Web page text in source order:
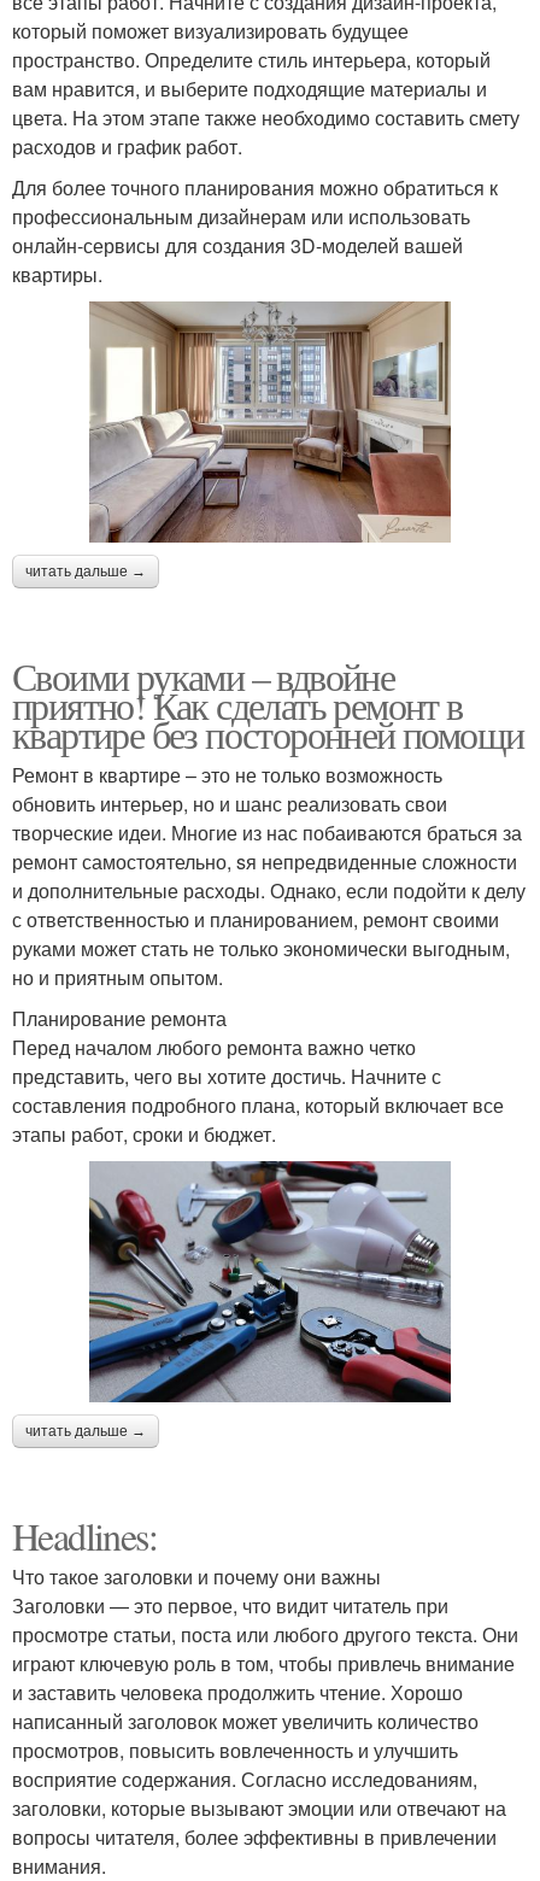
который поможет визуализировать будущее
пространство. Определите стиль интерьера, который
вам нравится, и выберите подходящие материалы и
цвета. На этом этапе также необходимо составить смету
расходов и график работ.
Для более точного планирования можно обратиться к
профессиональным дизайнерам или использовать
онлайн-сервисы для создания 3D-моделей вашей
квартиры.
читать дальше →
Своими руками – вдвойне
приятно! Как сделать ремонт в
квартире без посторонней помощи
Ремонт в квартире – это не только возможность
обновить интерьер, но и шанс реализовать свои
творческие идеи. Многие из нас побаиваются браться за
ремонт самостоятельно, sя непредвиденные сложности
и дополнительные расходы. Однако, если подойти к делу
с ответственностью и планированием, ремонт своими
руками может стать не только экономически выгодным,
но и приятным опытом.
Планирование ремонта
Перед началом любого ремонта важно четко
представить, чего вы хотите достичь. Начните с
составления подробного плана, который включает все
этапы работ, сроки и бюджет.
читать дальше →
Headlines:
Что такое заголовки и почему они важны
Заголовки — это первое, что видит читатель при
просмотре статьи, поста или любого другого текста. Они
играют ключевую роль в том, чтобы привлечь внимание
и заставить человека продолжить чтение. Хорошо
написанный заголовок может увеличить количество
просмотров, повысить вовлеченность и улучшить
восприятие содержания. Согласно исследованиям,
заголовки, которые вызывают эмоции или отвечают на
вопросы читателя, более эффективны в привлечении
внимания.